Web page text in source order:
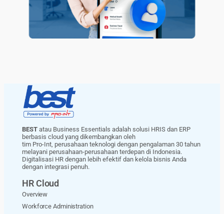
BEST atau Business Essentials adalah solusi HRIS dan ERP
berbasis cloud yang dikembangkan oleh
tim Pro-Int, perusahaan teknologi dengan pengalaman 30 tahun
melayani perusahaan-perusahaan terdepan di Indonesia.
Digitalisasi HR dengan lebih efektif dan kelola bisnis Anda
dengan integrasi penuh.
HR Cloud
Overview
Workforce Administration